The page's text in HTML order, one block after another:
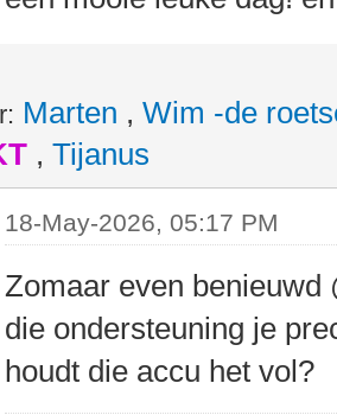
Marten , Wim -de
, Tijanus
18-May-2026, 05:17 PM
Zomaar even benieuwd
die ondersteuning je
houdt die accu het vol?